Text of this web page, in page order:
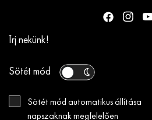
Írj nekünk!
Sötét mód
Sötét mód automatikus állítása
napszaknak megfelelően